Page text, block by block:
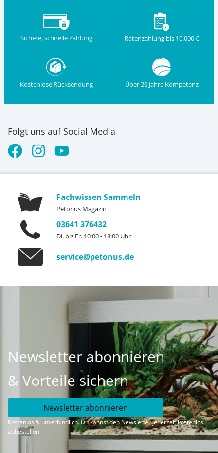
Sichere, schnelle Zahlung Ratenzahlung bis 10.000 €
Kostenlose Rücksendung Über 20 Jahre Kompetenz
Folgt uns auf Social Media
Fachwissen Sammeln
Petonus Magazin
03641 376432
Di. bis Fr. 10:00 - 18:00 Uhr
service@petonus.de
Newsletter abonnieren
& Vorteile sichern
Newsletter abonnieren
Kostenlos & unverbindlich. Du kannst den Newsletter jederzeit kostenlos
abbestellen.